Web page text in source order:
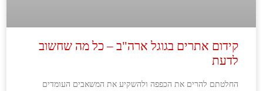
קידום אתרים בגוגל ארה"ב – כל מה שחשוב
לדעת
החלטתם להרים את הכפפה ולהשקיע את המשאבים העומדים